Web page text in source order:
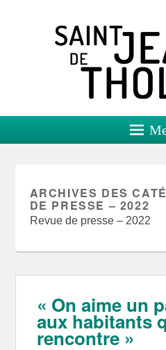
Saint Jean
Site
ARCHIVES DES
DE PRESSE – 2022
Revue de presse – 2022
« On aime un
aux habitants
rencontre »